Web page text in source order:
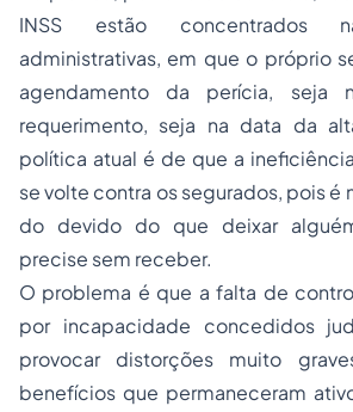
INSS estão concentrados
administrativas, em que o próprio
agendamento da perícia, seja
requerimento, seja na data da
política atual é de que a
se volte contra os segurados, pois é
do devido do que deixar
precise sem receber.
O problema é que a falta de
por incapacidade concedidos
provocar distorções muito
benefícios que permaneceram